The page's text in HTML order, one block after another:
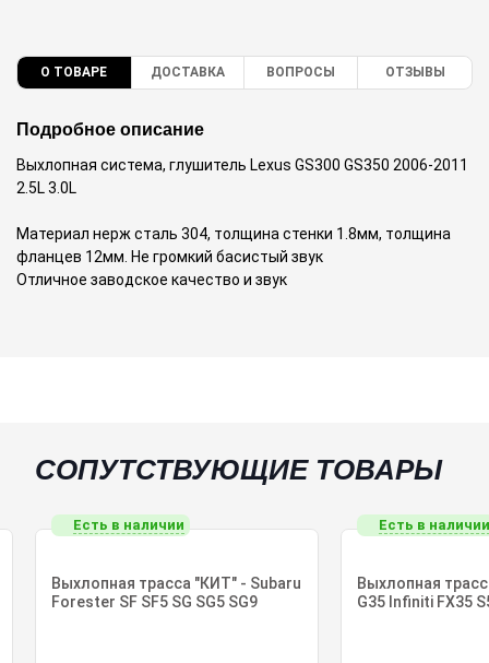
О ТОВАРЕ ДОСТАВКА ВОПРОСЫ ОТЗЫВЫ
Подробное описание
Выхлопная система, глушитель Lexus GS300 GS350 2006-2011
2.5L 3.0L
Материал нерж сталь 304, толщина стенки 1.8мм, толщина
фланцев 12мм. Не громкий басистый звук
Отличное заводское качество и звук
СОПУТСТВУЮЩИЕ ТОВАРЫ
Есть в наличии
Выхлопная трасса "КИТ" - Subaru
Forester SF SF5 SG SG5 SG9
Есть в наличии
Выхлопная
G35 Infiniti FX35